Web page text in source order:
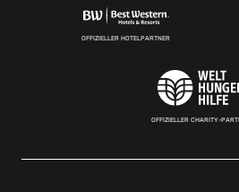
OFFIZIELLER HOTELPARTNER
OFFIZIELLER CHARITY-